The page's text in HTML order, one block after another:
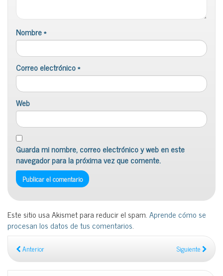
Nombre*
Correo electrónico*
Web
Guarda mi nombre, correo electrónico y web en este
navegador para la próxima vez que comente.
Este sitio usa Akismet para reducir el spam.Aprende cómo se
procesan los datos de tus comentarios.
Anterior Siguiente